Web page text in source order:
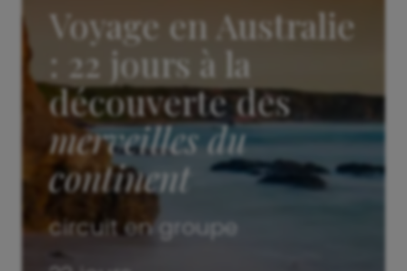
Voyage en Australie
: 22 jours à la
découverte des
merveilles du
continent
circuit en groupe